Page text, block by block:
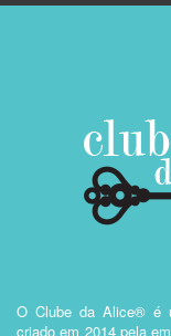
O Clube da Alice® é
criado em 2014 pela